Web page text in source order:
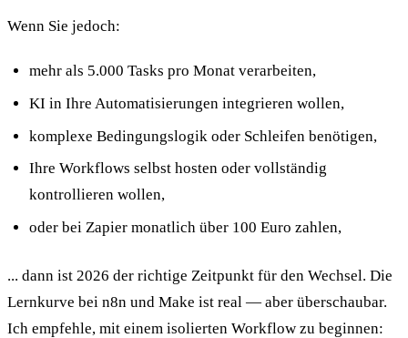
Wenn Sie jedoch:
mehr als 5.000 Tasks pro Monat verarbeiten,
KI in Ihre Automatisierungen integrieren wollen,
komplexe Bedingungslogik oder Schleifen benötigen,
Ihre Workflows selbst hosten oder vollständig
kontrollieren wollen,
oder bei Zapier monatlich über 100 Euro zahlen,
... dann ist 2026 der richtige Zeitpunkt für den Wechsel. Die
Lernkurve bei n8n und Make ist real — aber überschaubar.
Ich empfehle, mit einem isolierten Workflow zu beginnen: